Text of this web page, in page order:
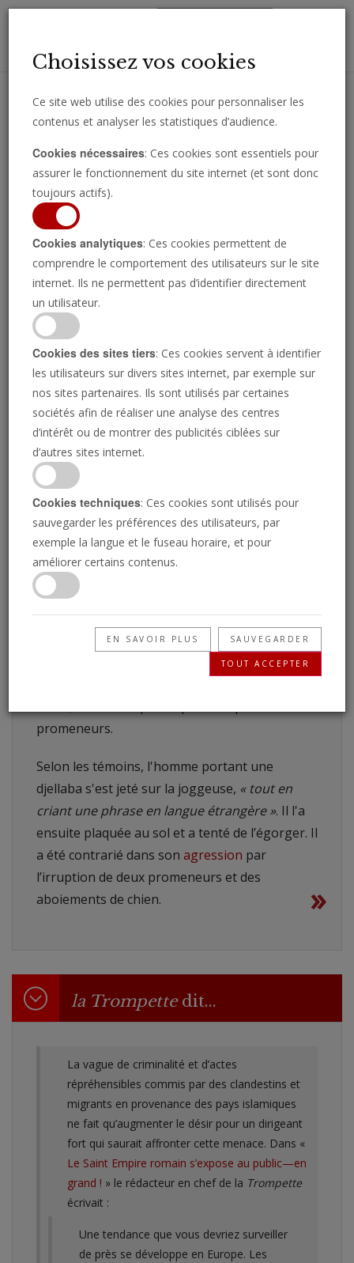
importantes directement par e-mail.
Reims : un suspect
afghan interpellé après
l’agression au couteau
d’une joggeuse
BOULEVARD VOLTAIRE
« Un Afghan de 23 ans a été interpellé et placé
en garde à vue, samedi 31 décembre, à Reims,
après avoir « porté un coup de couteau à la
gorge d'une femme de 34 ans qui faisait son
footing », relate Le Figaro, informé par une
source policière.
s’est produite dans l’après-midi,
promeneurs.
Selon les témoins, l'homme portant une
djellaba s'est jeté sur la joggeuse, « tout en
criant une phrase en langue étrangère ». Il l'a
ensuite plaquée au sol et a tenté de l’égorger. Il
a été contrarié dans son agression par
l’irruption de deux promeneurs et des
aboiements de chien.
»
la Trompettedit...
La vague de criminalité et d’actes
répréhensibles commis par des clandestins et
migrants en provenance des pays islamiques
ne fait qu’augmenter le désir pour un dirigeant
fort qui saurait affronter cette menace. Dans «
Le Saint Empire romain s’expose au public—en
grand ! » le rédacteur en chef de la Trompette
écrivait :
Une tendance que vous devriez surveiller
de près se développe en Europe. Les
Choisissez vos cookies
Ce site web utilise des cookies pour personnaliser les
contenus et analyser les statistiques d’audience.
Cookies nécessaires: Ces cookies sont essentiels pour
assurer le fonctionnement du site internet (et sont donc
toujours actifs).
Cookies analytiques: Ces cookies permettent de
comprendre le comportement des utilisateurs sur le site
internet. Ils ne permettent pas d’identifier directement
un utilisateur.
Cookies des sites tiers: Ces cookies servent à identifier
les utilisateurs sur divers sites internet, par exemple sur
nos sites partenaires. Ils sont utilisés par certaines
sociétés afin de réaliser une analyse des centres
d’intérêt ou de montrer des publicités ciblées sur
d’autres sites internet.
Cookies techniques: Ces cookies sont utilisés pour
sauvegarder les préférences des utilisateurs, par
exemple la langue et le fuseau horaire, et pour
améliorer certains contenus.
EN SAVOIR PLUS SAUVEGARDER
TOUT ACCEPTER